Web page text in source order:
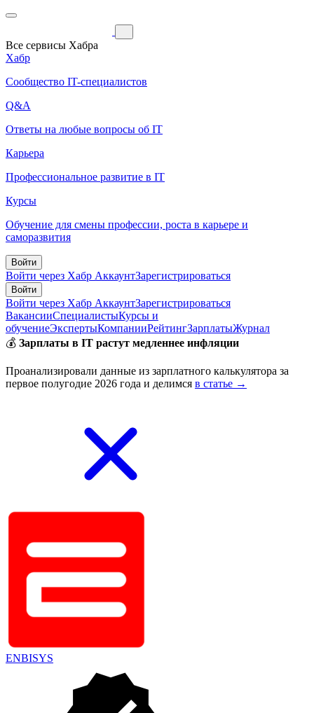
Все сервисы Хабра
Хабр
Сообщество IT-специалистов
Q&A
Ответы на любые вопросы об IT
Карьера
Профессиональное развитие в IT
Курсы
Обучение для смены профессии, роста в карьере и
саморазвития
Войти
Войти через Хабр АккаунтЗарегистрироваться
Войти
Войти через Хабр АккаунтЗарегистрироваться
ВакансииСпециалистыКурсы и
обучениеЭкспертыКомпанииРейтингЗарплатыЖурнал
💰 Зарплаты в IT растут медленнее инфляции
Проанализировали данные из зарплатного калькулятора за
первое полугодие 2026 года и делимся в статье →
ENBISYS